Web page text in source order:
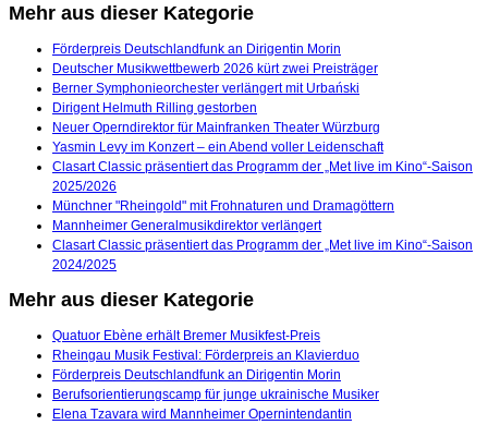
Mehr aus dieser Kategorie
Förderpreis Deutschlandfunk an Dirigentin Morin
Deutscher Musikwettbewerb 2026 kürt zwei Preisträger
Berner Symphonieorchester verlängert mit Urbański
Dirigent Helmuth Rilling gestorben
Neuer Operndirektor für Mainfranken Theater Würzburg
Yasmin Levy im Konzert – ein Abend voller Leidenschaft
Clasart Classic präsentiert das Programm der „Met live im Kino“-Saison
2025/2026
Münchner "Rheingold" mit Frohnaturen und Dramagöttern
Mannheimer Generalmusikdirektor verlängert
Clasart Classic präsentiert das Programm der „Met live im Kino“-Saison
2024/2025
Mehr aus dieser Kategorie
Quatuor Ebène erhält Bremer Musikfest-Preis
Rheingau Musik Festival: Förderpreis an Klavierduo
Förderpreis Deutschlandfunk an Dirigentin Morin
Berufsorientierungscamp für junge ukrainische Musiker
Elena Tzavara wird Mannheimer Opernintendantin